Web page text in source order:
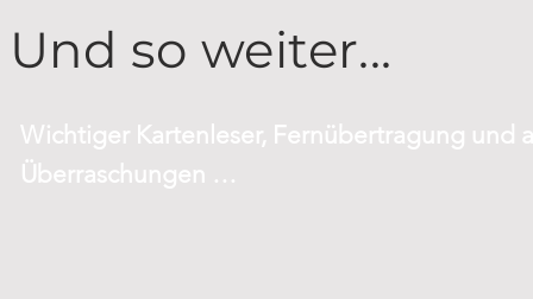
Und so weiter...
Wichtiger Kartenleser, Fernübertragung und
Überraschungen …